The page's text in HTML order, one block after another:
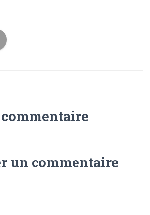
commentaire
un commentaire